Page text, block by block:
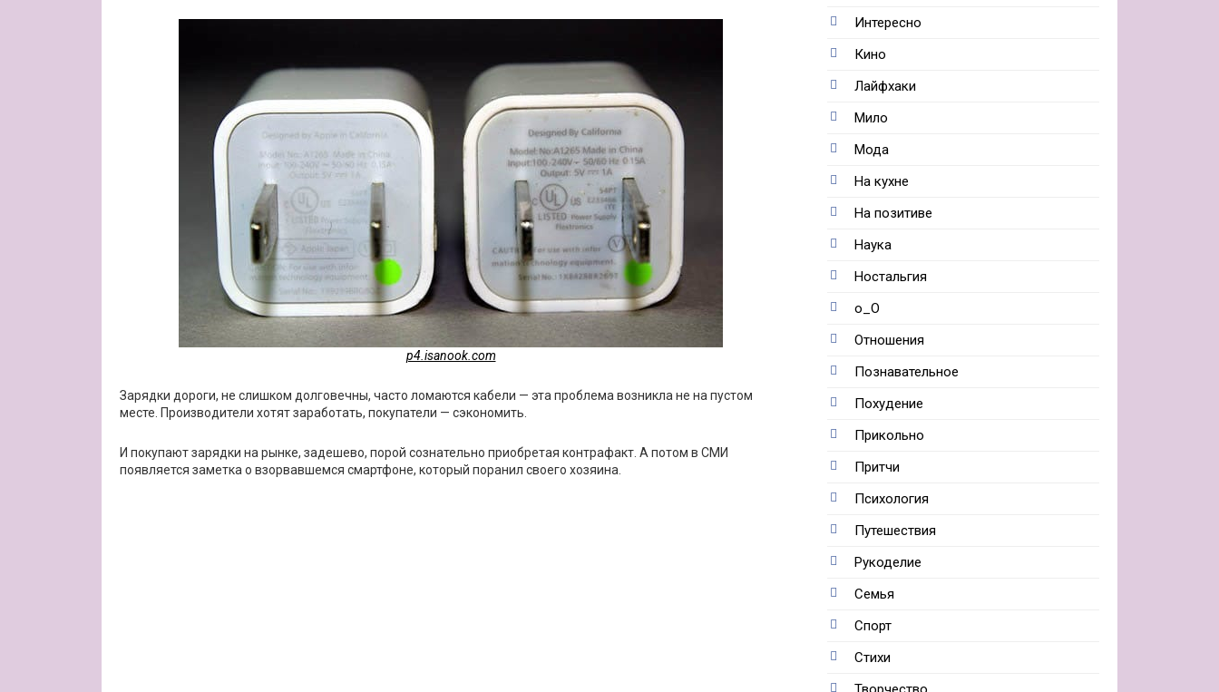
p4.isanook.com
Зарядки дороги, не слишком долговечны, часто ломаются кабели — эта проблема возникла не на пустом
месте. Производители хотят заработать, покупатели — сэкономить.
И покупают зарядки на рынке, задешево, порой сознательно приобретая контрафакт. А потом в СМИ
появляется заметка о взорвавшемся смартфоне, который поранил своего хозяина.
Интересно
Кино
Лайфхаки
Мило
Мода
На кухне
На позитиве
Наука
Ностальгия
о_О
Отношения
Познавательное
Похудение
Прикольно
Притчи
Психология
Путешествия
Рукоделие
Семья
Спорт
Стихи